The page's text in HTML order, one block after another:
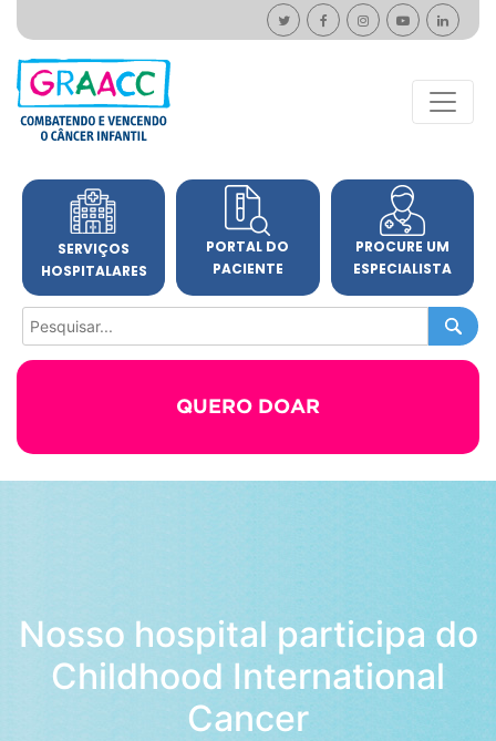
SERVIÇOS
HOSPITALARES
PORTAL DO
PACIENTE
PROCURE UM
ESPECIALISTA
QUERO DOAR
Nosso hospital participa do
Childhood International
Cancer